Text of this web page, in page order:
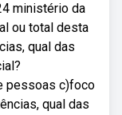
ministério da
ou total desta
qual das
pessoas c)foco
qual das